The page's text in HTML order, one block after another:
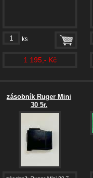
ks
1 195,- Kč
zásobník Ruger Mini
30 5r.